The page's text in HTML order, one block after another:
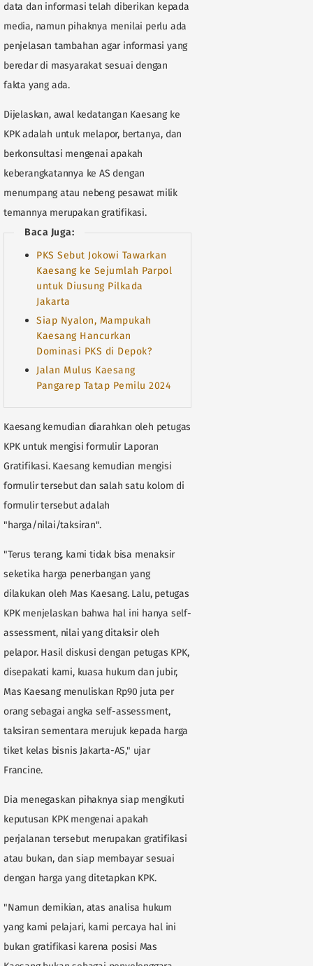
data dan informasi telah diberikan kepada
media, namun pihaknya menilai perlu ada
penjelasan tambahan agar informasi yang
beredar di masyarakat sesuai dengan
fakta yang ada.
Dijelaskan, awal kedatangan Kaesang ke
KPK adalah untuk melapor, bertanya, dan
berkonsultasi mengenai apakah
keberangkatannya ke AS dengan
menumpang atau nebeng pesawat milik
temannya merupakan gratifikasi.
Baca Juga:
PKS Sebut Jokowi Tawarkan
Kaesang ke Sejumlah Parpol
untuk Diusung Pilkada
Jakarta
Siap Nyalon, Mampukah
Kaesang Hancurkan
Dominasi PKS di Depok?
Jalan Mulus Kaesang
Pangarep Tatap Pemilu 2024
Kaesang kemudian diarahkan oleh petugas
KPK untuk mengisi formulir Laporan
Gratifikasi. Kaesang kemudian mengisi
formulir tersebut dan salah satu kolom di
formulir tersebut adalah
"harga/nilai/taksiran".
"Terus terang, kami tidak bisa menaksir
seketika harga penerbangan yang
dilakukan oleh Mas Kaesang. Lalu, petugas
KPK menjelaskan bahwa hal ini hanya self-
assessment, nilai yang ditaksir oleh
pelapor. Hasil diskusi dengan petugas KPK,
disepakati kami, kuasa hukum dan jubir,
Mas Kaesang menuliskan Rp90 juta per
orang sebagai angka self-assessment,
taksiran sementara merujuk kepada harga
tiket kelas bisnis Jakarta-AS," ujar
Francine.
Dia menegaskan pihaknya siap mengikuti
keputusan KPK mengenai apakah
perjalanan tersebut merupakan gratifikasi
atau bukan, dan siap membayar sesuai
dengan harga yang ditetapkan KPK.
"Namun demikian, atas analisa hukum
yang kami pelajari, kami percaya hal ini
bukan gratifikasi karena posisi Mas